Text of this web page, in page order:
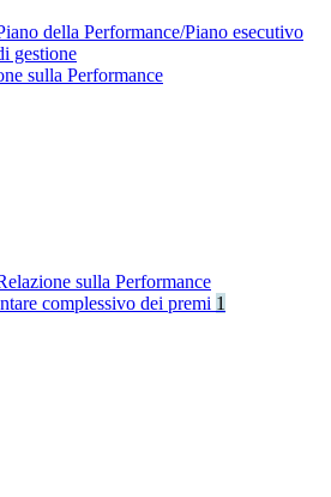
della Performance/Piano esecutivo
gestione
sulla Performance
sulla Performance
complessivo dei premi 1